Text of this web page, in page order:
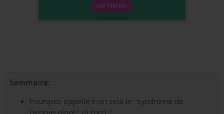
Sommaire:
Pourquoi appelle-t-on cela le "syndrome de